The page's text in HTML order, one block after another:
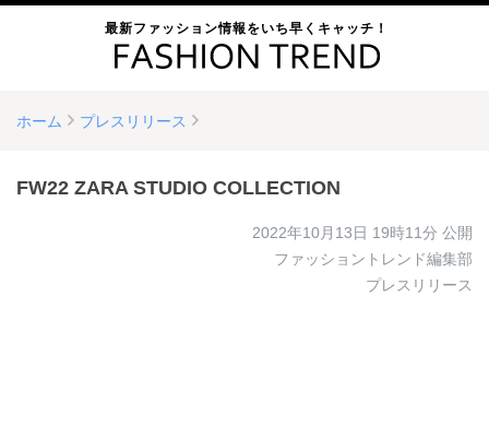
最新ファッション情報をいち早くキャッチ！
ホーム プレスリリース
FW22 ZARA STUDIO COLLECTION
2022年10月13日 19時11分 公開
ファッショントレンド編集部
プレスリリース